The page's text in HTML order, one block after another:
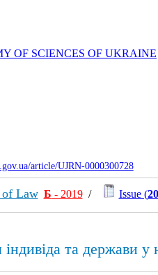
OF SCIENCES OF UKRAINE
article/UJRN-0000300728
Law Б - 2019/ Issue (
та держави у